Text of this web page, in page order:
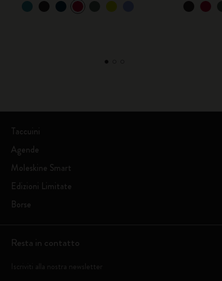
Taccuini
Agende
Moleskine Smart
Edizioni Limitate
Borse
Resta in contatto
Iscriviti alla nostra newsletter